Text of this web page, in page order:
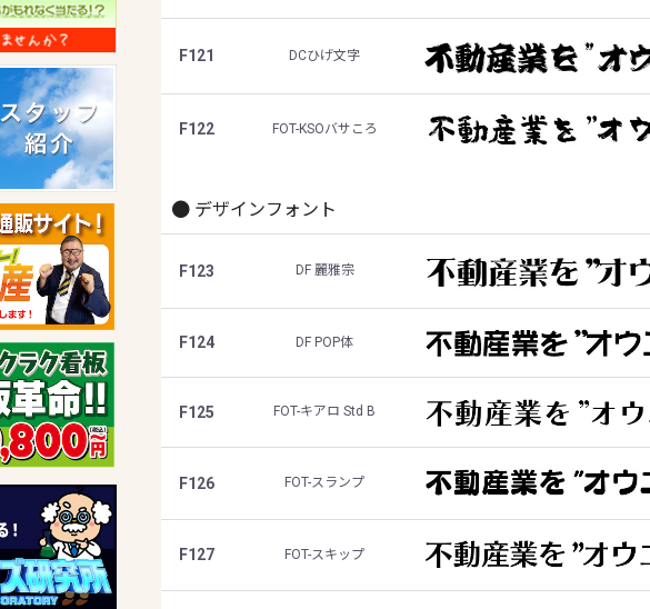
F121 DCひげ文字
F122 FOT-KSOバサころ
デザインフォント
F123 DF 麗雅宗
F124 DF POP体
F125 FOT-キアロ Std B
F126 FOT-スランプ
F127 FOT-スキップ